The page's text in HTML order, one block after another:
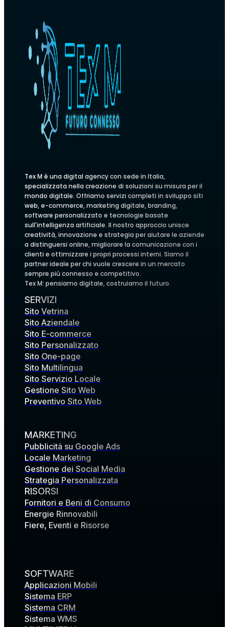
Tex M è una digital agency con sede in Italia,
specializzata nella creazione di soluzioni su misura per il
mondo digitale. Offriamo servizi completi in sviluppo siti
web, e-commerce, marketing digitale, branding,
software personalizzato e tecnologie basate
sull'intelligenza artificiale. Il nostro approccio unisce
creatività, innovazione e strategia per aiutare le aziende
a distinguersi online, migliorare la comunicazione con i
clienti e ottimizzare i propri processi interni. Siamo il
partner ideale per chi vuole crescere in un mercato
sempre più connesso e competitivo.
Tex M: pensiamo digitale, costruiamo il futuro.
SERVIZI
Sito Vetrina
Sito Aziendale
Sito E-commerce
Sito Personalizzato
Sito One-page
Sito Multilingua
Sito Servizio Locale
Gestione Sito Web
Preventivo Sito Web
MARKETING
Pubblicità su Google Ads
Locale Marketing
Gestione dei Social Media
Strategia Personalizzata
RISORSI
Fornitori e Beni di Consumo
Energie Rinnovabili
Fiere, Eventi e Risorse
SOFTWARE
Applicazioni Mobili
Sistema ERP
Sistema CRM
Sistema WMS